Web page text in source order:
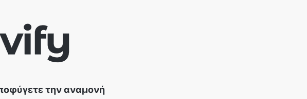
την αναμονή